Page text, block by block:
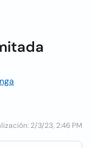
2/3/23, 2:46 PM